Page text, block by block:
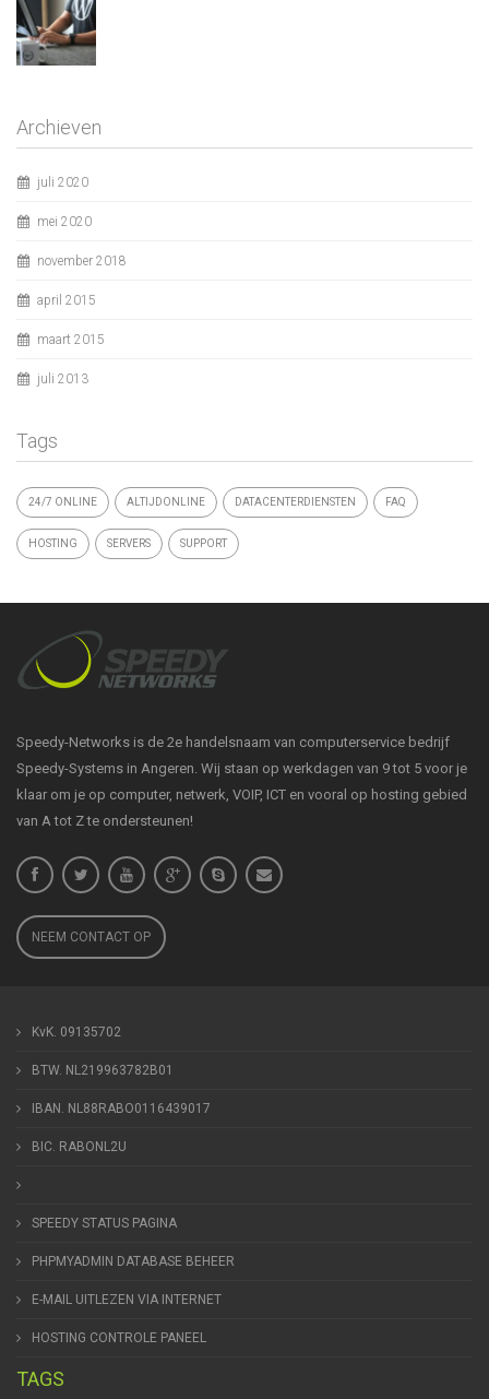
Archieven
juli 2020
mei 2020
november 2018
april 2015
maart 2015
juli 2013
Tags
24/7 ONLINE ALTIJDONLINE DATACENTERDIENSTEN FAQ
HOSTING SERVERS SUPPORT
Speedy-Networks is de 2e handelsnaam van computerservice bedrijf
Speedy-Systems in Angeren. Wij staan op werkdagen van 9 tot 5 voor je
klaar om je op computer, netwerk, VOIP, ICT en vooral op hosting gebied
van A tot Z te ondersteunen!
NEEM CONTACT OP
KvK. 09135702
BTW. NL219963782B01
IBAN. NL88RABO0116439017
BIC. RABONL2U
SPEEDY STATUS PAGINA
PHPMYADMIN DATABASE BEHEER
E-MAIL UITLEZEN VIA INTERNET
HOSTING CONTROLE PANEEL
TAGS